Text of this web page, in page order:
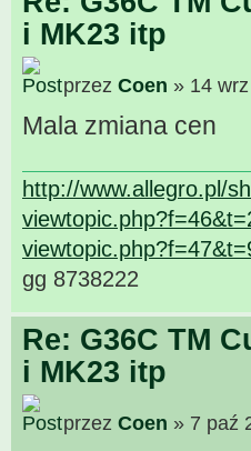
i MK23 itp
przez Coen » 14
Mala zmiana cen
http://www.allegro.pl/
gg 8738222
Re: G36C TM
i MK23 itp
przez Coen » 7 paź